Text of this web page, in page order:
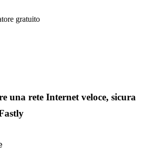
gratuito
una rete Internet veloce, sicura